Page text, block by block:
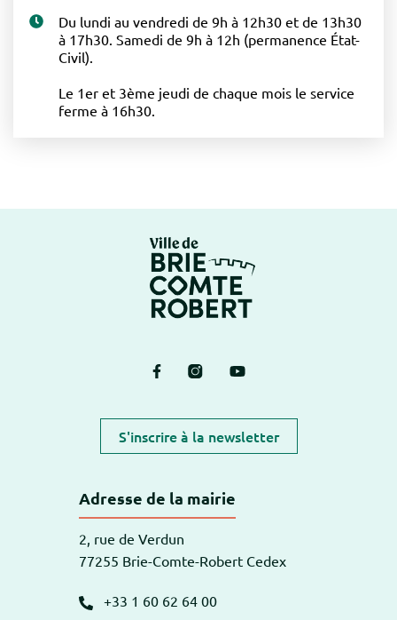
Du lundi au vendredi de 9h à 12h30 et de 13h30
à 17h30. Samedi de 9h à 12h (permanence État-
Civil).
Le 1er et 3ème jeudi de chaque mois le service
ferme à 16h30.
Lien vers le compte Facebook
Lien vers le compte Instagram
Lien vers la chaîne
S'inscrire à la newsletter
Adresse de la mairie
2, rue de Verdun
77255 Brie-Comte-Robert Cedex
+33 1 60 62 64 00